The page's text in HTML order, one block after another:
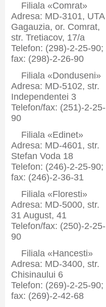
Filiala «Comrat»
Adresa: MD-3101, UTA
Gagauzia, or. Comrat,
str. Tretiacov, 17/a
Telefon: (298)-2-25-90;
fax: (298)-2-26-90
Filiala «Donduseni»
Adresa: MD-5102, str.
Independentei 3
Telefon/fax: (251)-2-25-
90
Filiala «Edinet»
Adresa: MD-4601, str.
Stefan Voda 18
Telefon: (246)-2-25-90;
fax: (246)-2-36-31
Filiala «Floresti»
Adresa: MD-5000, str.
31 August, 41
Telefon/fax: (250)-2-25-
90
Filiala «Hancesti»
Adresa: MD-3400, str.
Chisinaului 6
Telefon: (269)-2-25-90;
fax: (269)-2-42-68